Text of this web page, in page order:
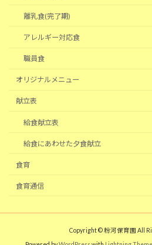
離乳食(完了期)
アレルギー対応食
職員食
オリジナルメニュー
献立表
給食献立表
給食にあわせた夕食献立
食育
食育通信
Copyright © 粉河保育園 All